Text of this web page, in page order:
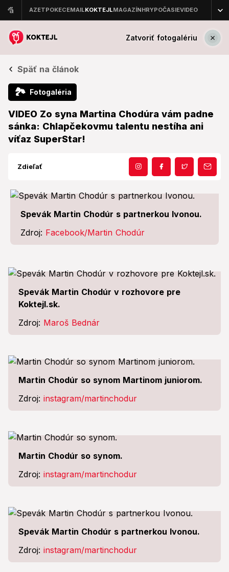
Zatvoriť fotogalériu
Späť na článok
🏞 Fotogaléria
VIDEO Zo syna Martina Chodúra vám padne
sánka: Chlapčekovmu talentu nestíha ani
víťaz SuperStar!
Zdieľať
Spevák Martin Chodúr s partnerkou Ivonou.
Zdroj: Facebook/Martin Chodúr
Spevák Martin Chodúr v rozhovore pre
Koktejl.sk.
Zdroj: Maroš Bednár
Martin Chodúr so synom Martinom juniorom.
Zdroj: instagram/martinchodur
Martin Chodúr so synom.
Zdroj: instagram/martinchodur
Spevák Martin Chodúr s partnerkou Ivonou.
Zdroj: instagram/martinchodur